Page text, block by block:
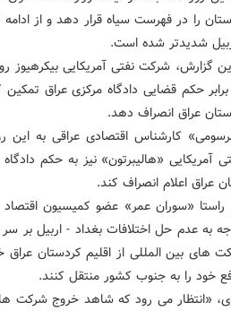
را در فهرست سیاه قرار دهد و از ادامه
شدیدتر شده است.
گزارش، شرکت نفتی آمریکایی بیکرهیوز
حکم قضایی دادگاه مرکزی عراق
عراق انصراف دهد.
کارشناس اقتصادی عراقی به
آمریکایی «هالیبرتون» نیز به حکم
عراق اعلام انصراف کند.
«سوران عمر» عضو کمیسیون اقتصاد
به عدم حل اختلافات بغداد - اربیل بر
های بین المللی از اقلیم کردستان عراق
خود را به جنوب کشور منتقل کنند.
«انتظار می‌ رود که شاهد خروج شرکت‌